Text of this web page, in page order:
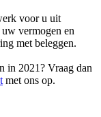
voor u uit
vermogen en
met beleggen.
in 2021? Vraag dan
met ons op.